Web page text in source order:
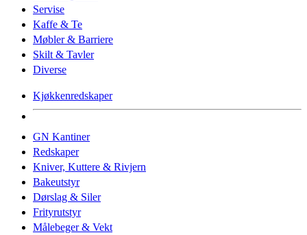
Servise
Kaffe & Te
Møbler & Barriere
Skilt & Tavler
Diverse
Kjøkkenredskaper
GN Kantiner
Redskaper
Kniver, Kuttere & Rivjern
Bakeutstyr
Dørslag & Siler
Frityrutstyr
Målebeger & Vekt